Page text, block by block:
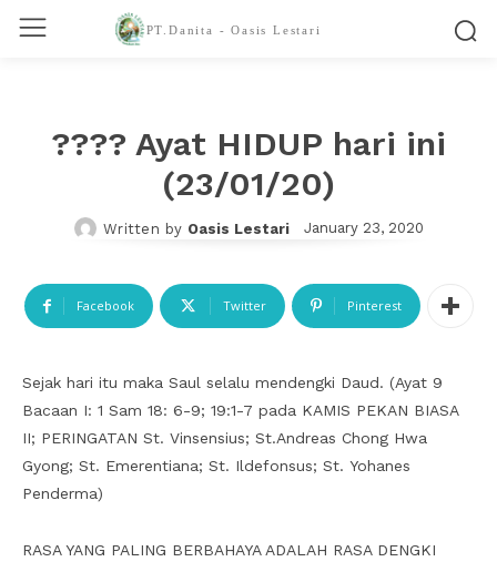
PT.Danita - Oasis Lestari
???? Ayat HIDUP hari ini
(23/01/20)
Written by Oasis Lestari January 23, 2020
Facebook Twitter Pinterest
Sejak hari itu maka Saul selalu mendengki Daud. (Ayat 9
Bacaan I: 1 Sam 18: 6-9; 19:1-7 pada KAMIS PEKAN BIASA
II; PERINGATAN St. Vinsensius; St.Andreas Chong Hwa
Gyong; St. Emerentiana; St. Ildefonsus; St. Yohanes
Penderma)
RASA YANG PALING BERBAHAYA ADALAH RASA DENGKI